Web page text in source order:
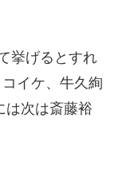
挙げるとすれ
イケ、牛久絢
は次は斎藤裕